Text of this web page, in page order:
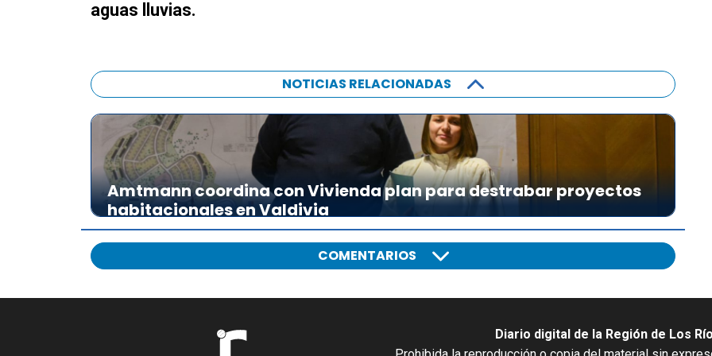
aguas lluvias.
NOTICIAS RELACIONADAS
Amtmann coordina con Vivienda plan para destrabar proyectos
habitacionales en Valdivia
COMENTARIOS
Diario digital de la Región de Los